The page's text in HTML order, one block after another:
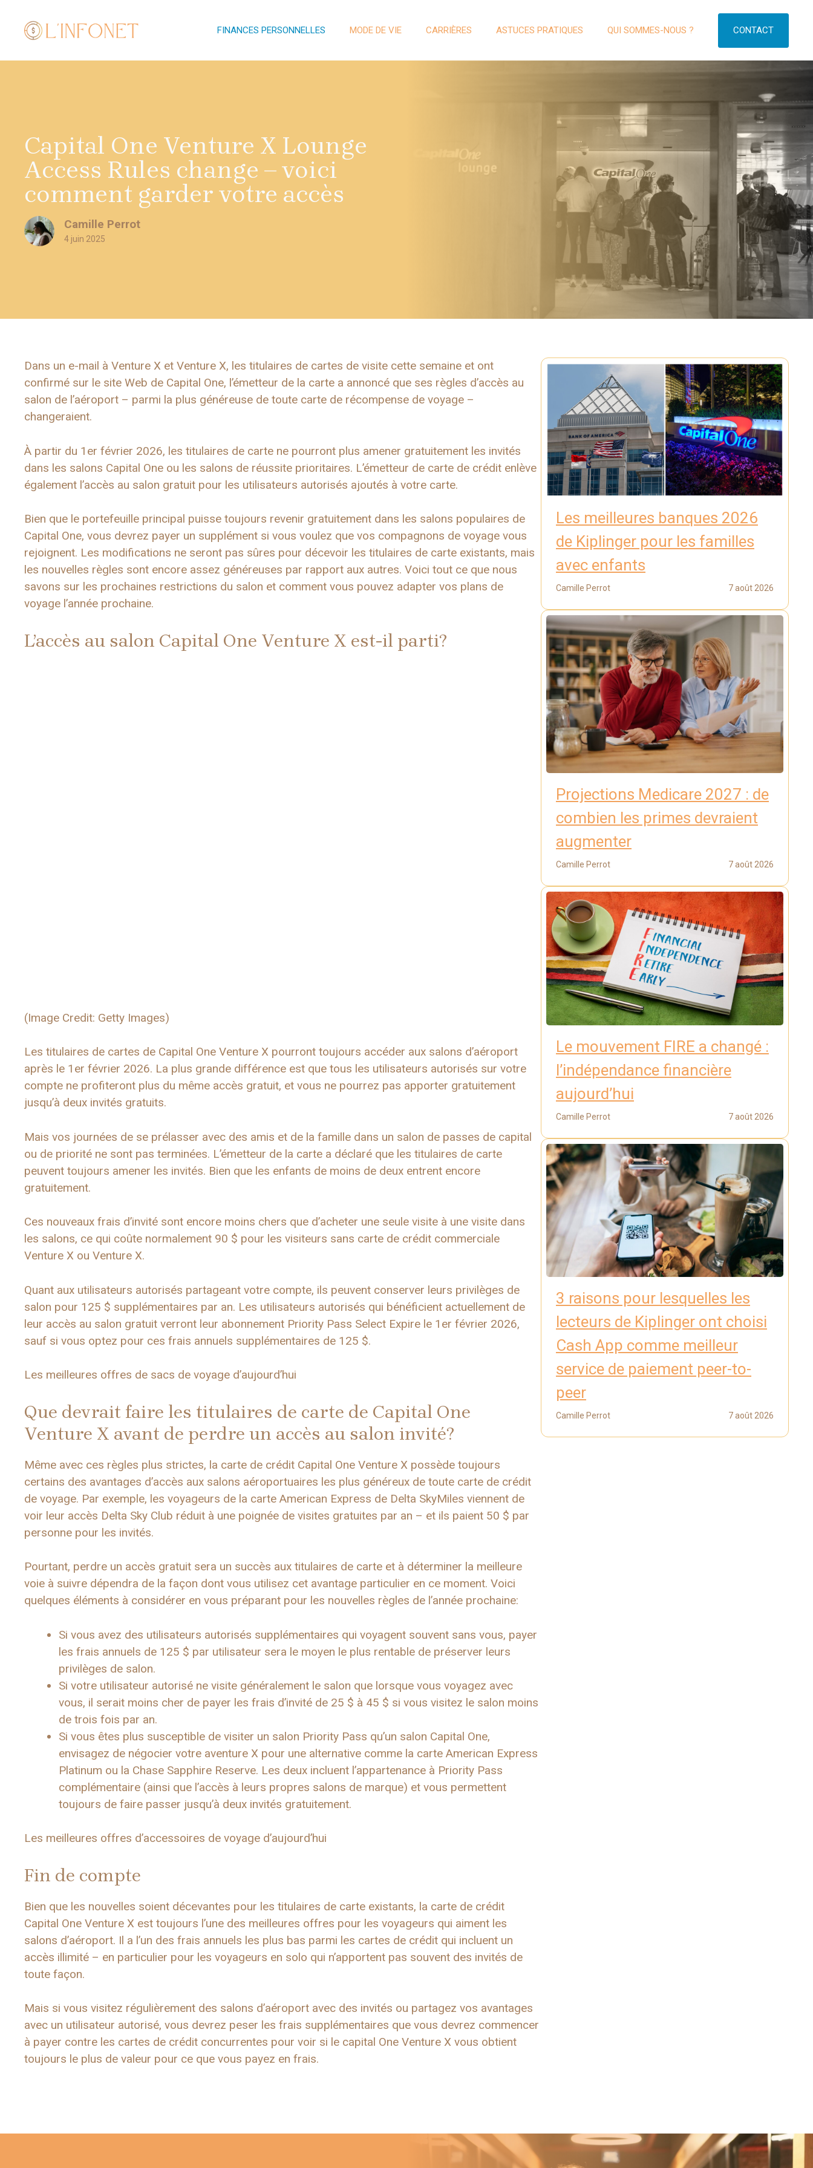
contenu
FINANCES PERSONNELLES MODE DE VIE CARRIÈRES ASTUCES PRATIQUES QUI SOMMES-NOUS ? CONTACT
Capital One Venture X Lounge
Access Rules change – voici
comment garder votre accès
Camille Perrot
4 juin 2025
Dans un e-mail à Venture X et Venture X, les titulaires de cartes de visite cette semaine et ont
confirmé sur le site Web de Capital One, l’émetteur de la carte a annoncé que ses règles d’accès au
salon de l’aéroport – parmi la plus généreuse de toute carte de récompense de voyage –
changeraient.
À partir du 1er février 2026, les titulaires de carte ne pourront plus amener gratuitement les invités
dans les salons Capital One ou les salons de réussite prioritaires. L’émetteur de carte de crédit enlève
également l’accès au salon gratuit pour les utilisateurs autorisés ajoutés à votre carte.
Bien que le portefeuille principal puisse toujours revenir gratuitement dans les salons populaires de
Capital One, vous devrez payer un supplément si vous voulez que vos compagnons de voyage vous
rejoignent. Les modifications ne seront pas sûres pour décevoir les titulaires de carte existants, mais
les nouvelles règles sont encore assez généreuses par rapport aux autres. Voici tout ce que nous
savons sur les prochaines restrictions du salon et comment vous pouvez adapter vos plans de
voyage l’année prochaine.
L’accès au salon Capital One Venture X est-il parti?
(Image Credit: Getty Images)
Les titulaires de cartes de Capital One Venture X pourront toujours accéder aux salons d’aéroport
après le 1er février 2026. La plus grande différence est que tous les utilisateurs autorisés sur votre
compte ne profiteront plus du même accès gratuit, et vous ne pourrez pas apporter gratuitement
jusqu’à deux invités gratuits.
Mais vos journées de se prélasser avec des amis et de la famille dans un salon de passes de capital
ou de priorité ne sont pas terminées. L’émetteur de la carte a déclaré que les titulaires de carte
peuvent toujours amener les invités. Bien que les enfants de moins de deux entrent encore
gratuitement.
Ces nouveaux frais d’invité sont encore moins chers que d’acheter une seule visite à une visite dans
les salons, ce qui coûte normalement 90 $ pour les visiteurs sans carte de crédit commerciale
Venture X ou Venture X.
Quant aux utilisateurs autorisés partageant votre compte, ils peuvent conserver leurs privilèges de
salon pour 125 $ supplémentaires par an. Les utilisateurs autorisés qui bénéficient actuellement de
leur accès au salon gratuit verront leur abonnement Priority Pass Select Expire le 1er février 2026,
sauf si vous optez pour ces frais annuels supplémentaires de 125 $.
Les meilleures offres de sacs de voyage d’aujourd’hui
Que devrait faire les titulaires de carte de Capital One
Venture X avant de perdre un accès au salon invité?
Même avec ces règles plus strictes, la carte de crédit Capital One Venture X possède toujours
certains des avantages d’accès aux salons aéroportuaires les plus généreux de toute carte de crédit
de voyage. Par exemple, les voyageurs de la carte American Express de Delta SkyMiles viennent de
voir leur accès Delta Sky Club réduit à une poignée de visites gratuites par an – et ils paient 50 $ par
personne pour les invités.
Pourtant, perdre un accès gratuit sera un succès aux titulaires de carte et à déterminer la meilleure
voie à suivre dépendra de la façon dont vous utilisez cet avantage particulier en ce moment. Voici
quelques éléments à considérer en vous préparant pour les nouvelles règles de l’année prochaine:
Si vous avez des utilisateurs autorisés supplémentaires qui voyagent souvent sans vous, payer
les frais annuels de 125 $ par utilisateur sera le moyen le plus rentable de préserver leurs
privilèges de salon.
Si votre utilisateur autorisé ne visite généralement le salon que lorsque vous voyagez avec
vous, il serait moins cher de payer les frais d’invité de 25 $ à 45 $ si vous visitez le salon moins
de trois fois par an.
Si vous êtes plus susceptible de visiter un salon Priority Pass qu’un salon Capital One,
envisagez de négocier votre aventure X pour une alternative comme la carte American Express
Platinum ou la Chase Sapphire Reserve. Les deux incluent l’appartenance à Priority Pass
complémentaire (ainsi que l’accès à leurs propres salons de marque) et vous permettent
toujours de faire passer jusqu’à deux invités gratuitement.
Les meilleures offres d’accessoires de voyage d’aujourd’hui
Fin de compte
Bien que les nouvelles soient décevantes pour les titulaires de carte existants, la carte de crédit
Capital One Venture X est toujours l’une des meilleures offres pour les voyageurs qui aiment les
salons d’aéroport. Il a l’un des frais annuels les plus bas parmi les cartes de crédit qui incluent un
accès illimité – en particulier pour les voyageurs en solo qui n’apportent pas souvent des invités de
toute façon.
Mais si vous visitez régulièrement des salons d’aéroport avec des invités ou partagez vos avantages
avec un utilisateur autorisé, vous devrez peser les frais supplémentaires que vous devrez commencer
à payer contre les cartes de crédit concurrentes pour voir si le capital One Venture X vous obtient
toujours le plus de valeur pour ce que vous payez en frais.
Les meilleures banques 2026
de Kiplinger pour les familles
avec enfants
Camille Perrot 7 août 2026
Projections Medicare 2027 : de
combien les primes devraient
augmenter
Camille Perrot 7 août 2026
Le mouvement FIRE a changé :
l’indépendance financière
aujourd’hui
Camille Perrot 7 août 2026
3 raisons pour lesquelles les
lecteurs de Kiplinger ont choisi
Cash App comme meilleur
service de paiement peer-to-
peer
Camille Perrot 7 août 2026